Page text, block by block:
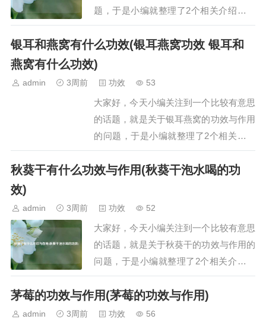
郁气滞引发的…
题，于是小编就整理了2个相关介绍蛇莲
的功效与作用的解答，让我们一起看看
吧。文章目录：蛇莲的功效与作用蛇莲的
功效与作用一、蛇莲的功效与作用蛇莲的
功效与作用主要有以下三方面：一、增强
种生物活性成分…
银耳和燕窝有什么功效(银耳燕窝功效 银耳和
燕窝有什么功效)
admin 3周前 功效 53
大家好，今天小编关注到一个比较有意思
的话题，就是关于银耳燕窝的功效与作用
的问题，于是小编就整理了2个相关介绍
银耳燕窝的功效与作用的解答，让我们一
起看看吧。文章目录：银耳和燕窝有什么
效一、银耳和燕窝有什么功效银耳和燕窝
滋补品，…
秋葵干有什么功效与作用(秋葵干泡水喝的功
效)
admin 3周前 功效 52
大家好，今天小编关注到一个比较有意思
的话题，就是关于秋葵干的功效与作用的
问题，于是小编就整理了2个相关介绍秋
葵干的功效与作用的解答，让我们一起看
看吧。文章目录：秋葵干有什么功效与作
用秋葵干泡水喝的功效一、秋葵干有什么
茅莓的功效与作用(茅莓的功效与作用)
admin 3周前 功效 56